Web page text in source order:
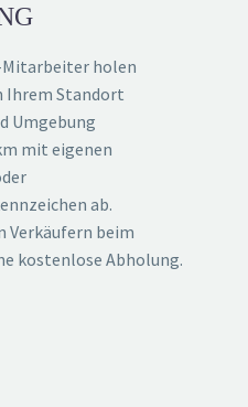
Mitarbeiter holen
Ihrem Standort
Umgebung
mit eigenen
ab.
Verkäufern beim
kostenlose Abholung.